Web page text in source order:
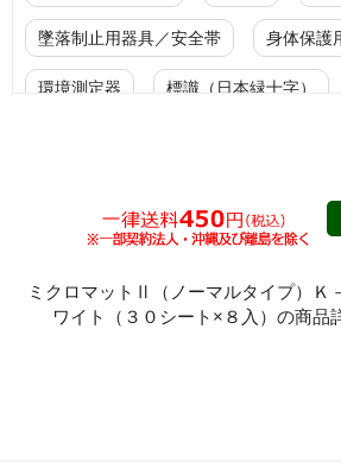
墜落制止用器具／安全帯 身体保護
環境測定器 標識（日本緑十字）
設備用品・作業補助用品 工事作業
分煙対策機器 衛生用品 保安
ミクロマットⅡ（ノーマルタイプ）
ワイト（３０シート×８入）の商品